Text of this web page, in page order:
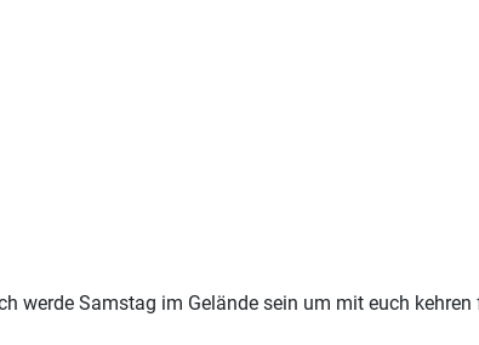
werde Samstag im Gelände sein um mit euch